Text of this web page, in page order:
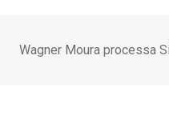
Wagner Moura processa